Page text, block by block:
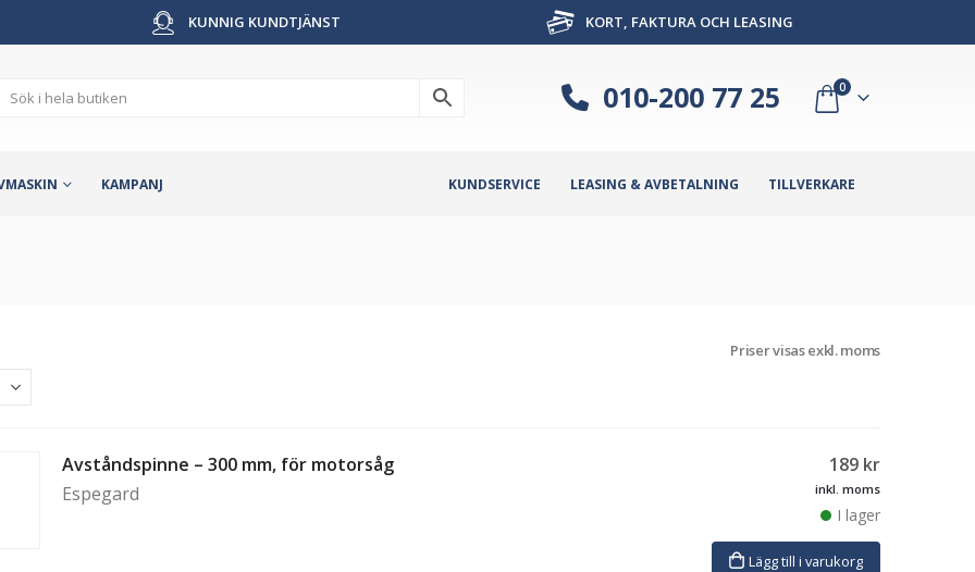
KUNNIG KUNDTJÄNST KORT, FAKTURA OCH LEASING
010-200 77 25 0
KAMPANJ KUNDSERVICE LEASING & AVBETALNING TILLVERKARE
Priser visas exkl. moms
Avståndspinne – 300 mm, för motorsåg
Espegard
189 kr
inkl. moms
I lager
Lägg till i varukorg